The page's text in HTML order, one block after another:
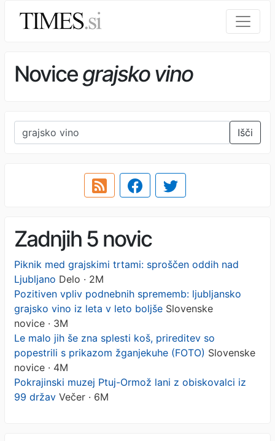
Novicegrajsko vino
Išči
Zadnjih 5 novic
Piknik med grajskimi trtami: sproščen oddih nad
Ljubljano Delo · 2M
Pozitiven vpliv podnebnih sprememb: ljubljansko
grajsko vino iz leta v leto boljše Slovenske
novice · 3M
Le malo jih še zna splesti koš, prireditev so
popestrili s prikazom žganjekuhe (FOTO) Slovenske
novice · 4M
Pokrajinski muzej Ptuj-Ormož lani z obiskovalci iz
99 držav Večer · 6M